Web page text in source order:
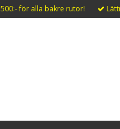
500:- för alla bakre rutor!